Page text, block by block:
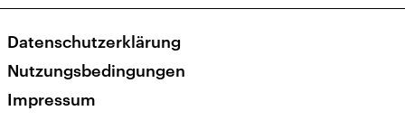
Veranstaltungen
Social Media
Presse
Karriere
Transparenz
Datenschutzerklärung
Nutzungsbedingungen
Impressum